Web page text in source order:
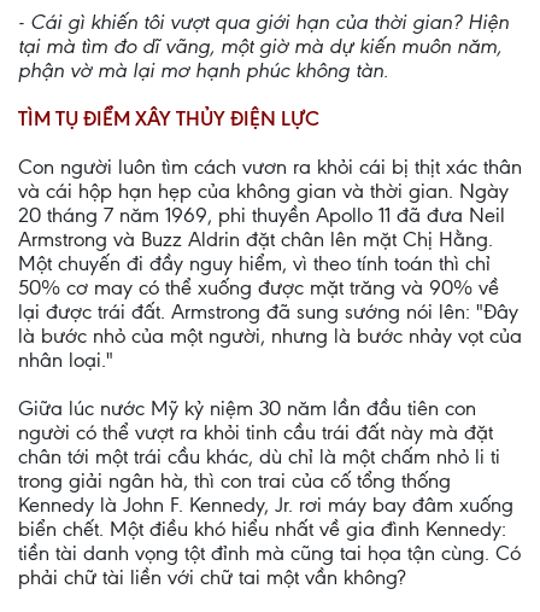
- Cái gì khiến tôi vượt qua giới hạn của thời gian? Hiện
tại mà tìm đo dĩ vãng, một giờ mà dự kiến muôn năm,
phận vờ mà lại mơ hạnh phúc không tàn.
TÌM TỤ ĐIỂM XÂY THỦY ĐIỆN LỰC
Con người luôn tìm cách vươn ra khỏi cái bị thịt xác thân
và cái hộp hạn hẹp của không gian và thời gian. Ngày
20 tháng 7 năm 1969, phi thuyền Apollo 11 đã đưa Neil
Armstrong và Buzz Aldrin đặt chân lên mặt Chị Hằng.
Một chuyến đi đầy nguy hiểm, vì theo tính toán thì chỉ
50% cơ may có thể xuống được mặt trăng và 90% về
lại được trái đất. Armstrong đã sung sướng nói lên: "Đây
là bước nhỏ của một người, nhưng là bước nhảy vọt của
nhân loại."
Giữa lúc nước Mỹ kỷ niệm 30 năm lần đầu tiên con
người có thể vượt ra khỏi tinh cầu trái đất này mà đặt
chân tới một trái cầu khác, dù chỉ là một chấm nhỏ li ti
trong giải ngân hà, thì con trai của cố tổng thống
Kennedy là John F. Kennedy, Jr. rơi máy bay đâm xuống
biển chết. Một điều khó hiểu nhất về gia đình Kennedy:
tiền tài danh vọng tột đỉnh mà cũng tai họa tận cùng. Có
phải chữ tài liền với chữ tai một vần không?